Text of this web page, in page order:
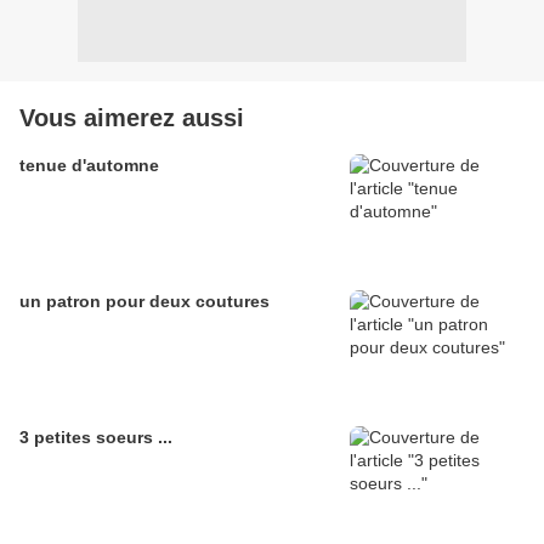
Vous aimerez aussi
tenue d'automne
un patron pour deux coutures
3 petites soeurs ...